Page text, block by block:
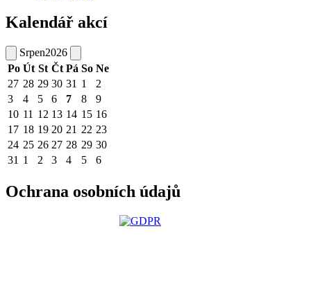
Kalendář akcí
Srpen2026
Po Út St Čt Pá So Ne
27 28 29 30 31 1
2
3
4 5 6 7 8
9
10 11 12 13 14 15 16
17 18 19 20 21 22 23
24 25 26 27 28 29 30
31 1 2 3 4 5 6
Ochrana osobních údajů